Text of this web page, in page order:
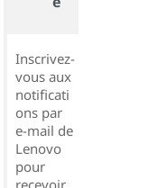
Inscrivez-
vous aux
notificati
ons par
e-mail de
Lenovo
pour